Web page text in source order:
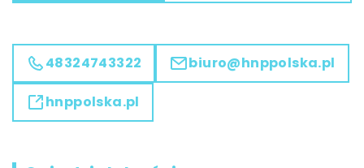
48324743322 biuro@hnppolska.pl
hnppolska.pl